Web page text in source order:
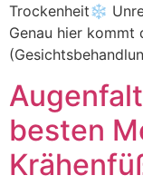
Trockenheit❄️
Genau hier kommt
besten